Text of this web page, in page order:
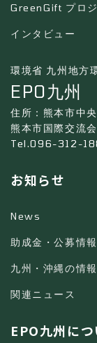
GreenGift プロ
インタビュー
環境省 九州地方
EPO九州
住所：熊本市中
熊本市国際交流
Tel.096-312-
お知らせ
News
助成金・公募情報
九州・沖縄の情報
関連ニュース
EPO九州につ